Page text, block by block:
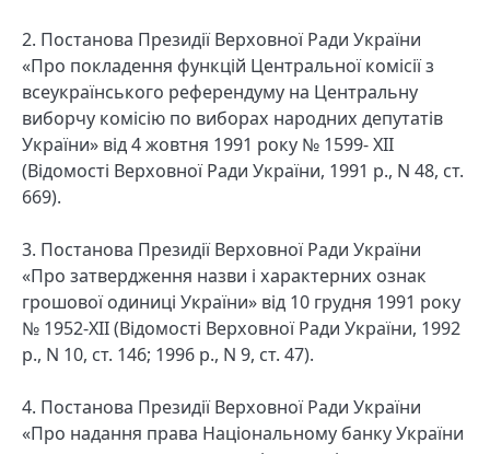
2. Постанова Президії Верховної Ради України
«Про покладення функцій Центральної комісії з
всеукраїнського референдуму на Центральну
виборчу комісію по виборах народних депутатів
України» від 4 жовтня 1991 року № 1599- XII
(Відомості Верховної Ради України, 1991 р., N 48, ст.
669).
3. Постанова Президії Верховної Ради України
«Про затвердження назви і характерних ознак
грошової одиниці України» від 10 грудня 1991 року
№ 1952-XII (Відомості Верховної Ради України, 1992
р., N 10, ст. 146; 1996 р., N 9, ст. 47).
4. Постанова Президії Верховної Ради України
«Про надання права Національному банку України